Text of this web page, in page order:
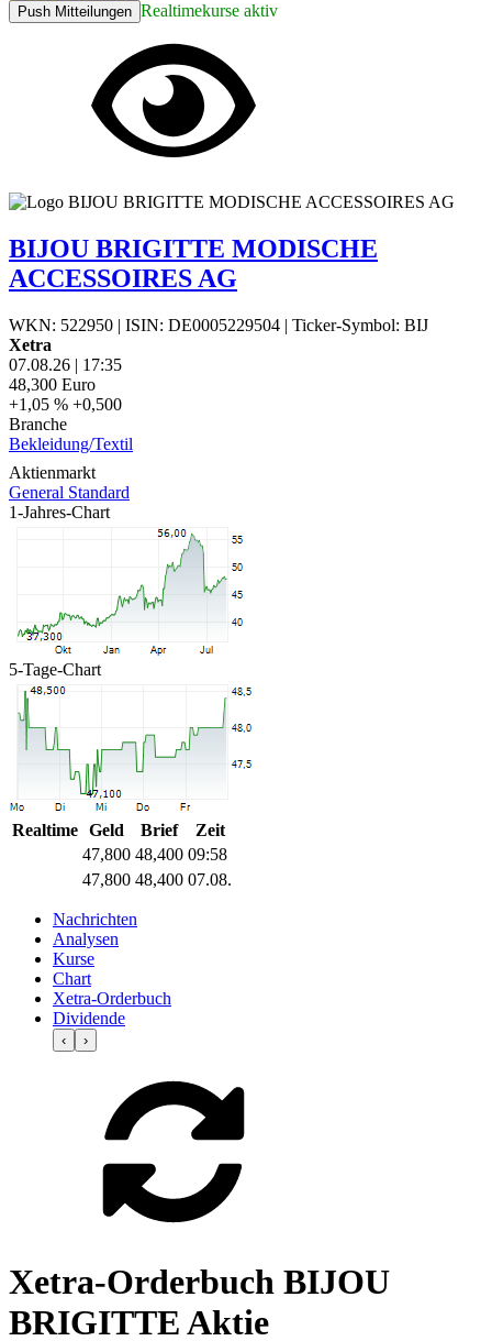
Push Mitteilungen Realtimekurse aktiv
BIJOU BRIGITTE MODISCHE
ACCESSOIRES AG
WKN: 522950 | ISIN: DE0005229504 | Ticker-Symbol: BIJ
Xetra
07.08.26 | 17:35
48,300 Euro
+1,05 % +0,500
Branche
Bekleidung/Textil
Aktienmarkt
General Standard
1-Jahres-Chart
5-Tage-Chart
Realtime Geld Brief
Zeit
47,800 48,400 09:58
47,800 48,400 07.08.
Nachrichten
Analysen
Kurse
Chart
Xetra-Orderbuch
Dividende
‹ ›
Xetra-Orderbuch BIJOU
BRIGITTE Aktie